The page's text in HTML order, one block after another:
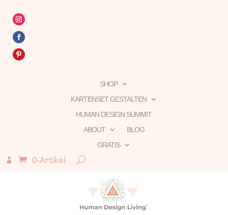
SHOP
KARTENSET GESTALTEN
HUMAN DESIGN SUMMIT
ABOUT
BLOG
GRATIS
 0-Artikel